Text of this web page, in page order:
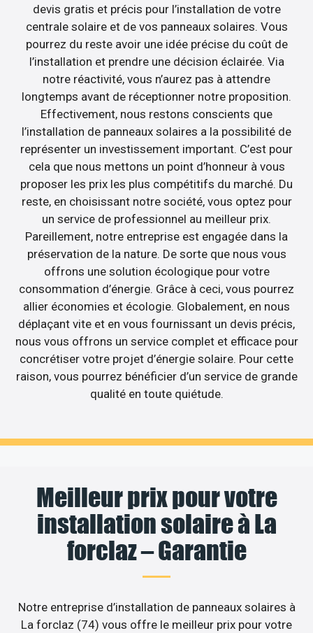
devis gratis et précis pour l’installation de votre
centrale solaire et de vos panneaux solaires. Vous
pourrez du reste avoir une idée précise du coût de
l’installation et prendre une décision éclairée. Via
notre réactivité, vous n’aurez pas à attendre
longtemps avant de réceptionner notre proposition.
Effectivement, nous restons conscients que
l’installation de panneaux solaires a la possibilité de
représenter un investissement important. C’est pour
cela que nous mettons un point d’honneur à vous
proposer les prix les plus compétitifs du marché. Du
reste, en choisissant notre société, vous optez pour
un service de professionnel au meilleur prix.
Pareillement, notre entreprise est engagée dans la
préservation de la nature. De sorte que nous vous
offrons une solution écologique pour votre
consommation d’énergie. Grâce à ceci, vous pourrez
allier économies et écologie. Globalement, en nous
déplaçant vite et en vous fournissant un devis précis,
nous vous offrons un service complet et efficace pour
concrétiser votre projet d’énergie solaire. Pour cette
raison, vous pourrez bénéficier d’un service de grande
qualité en toute quiétude.
Meilleur prix pour votre
installation solaire à La
forclaz – Garantie
Notre entreprise d’installation de panneaux solaires à
La forclaz (74) vous offre le meilleur prix pour votre